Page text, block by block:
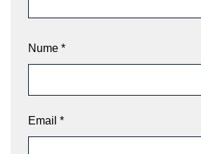
Nume *
Email *